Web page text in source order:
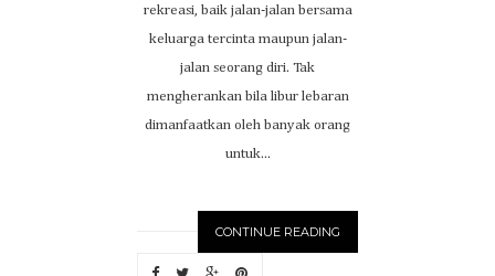
rekreasi, baik jalan-jalan bersama
keluarga tercinta maupun jalan-
jalan seorang diri. Tak
mengherankan bila libur lebaran
dimanfaatkan oleh banyak orang
untuk...
CONTINUE READING